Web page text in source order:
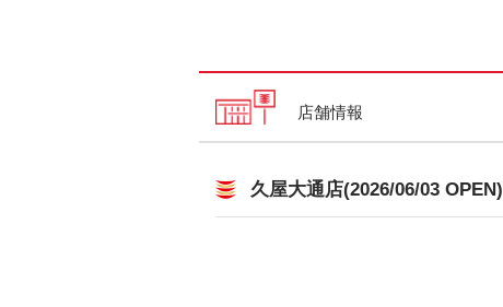
店舗情報
久屋大通店(2026/06/03 OPEN)